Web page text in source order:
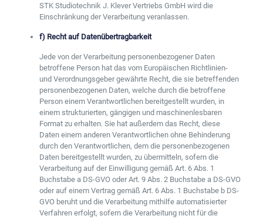
STK Studiotechnik J. Klever Vertriebs GmbH wird die
Einschränkung der Verarbeitung veranlassen.
f) Recht auf Datenübertragbarkeit
Jede von der Verarbeitung personenbezogener Daten
betroffene Person hat das vom Europäischen Richtlinien-
und Verordnungsgeber gewährte Recht, die sie betreffenden
personenbezogenen Daten, welche durch die betroffene
Person einem Verantwortlichen bereitgestellt wurden, in
einem strukturierten, gängigen und maschinenlesbaren
Format zu erhalten. Sie hat außerdem das Recht, diese
Daten einem anderen Verantwortlichen ohne Behinderung
durch den Verantwortlichen, dem die personenbezogenen
Daten bereitgestellt wurden, zu übermitteln, sofern die
Verarbeitung auf der Einwilligung gemäß Art. 6 Abs. 1
Buchstabe a DS-GVO oder Art. 9 Abs. 2 Buchstabe a DS-GVO
oder auf einem Vertrag gemäß Art. 6 Abs. 1 Buchstabe b DS-
GVO beruht und die Verarbeitung mithilfe automatisierter
Verfahren erfolgt, sofern die Verarbeitung nicht für die